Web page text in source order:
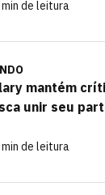
de leitura
mantém
unir seu
min de leitura